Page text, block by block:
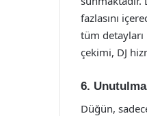
fazlasını
tüm
çekimi, DJ
6.
Düğün,